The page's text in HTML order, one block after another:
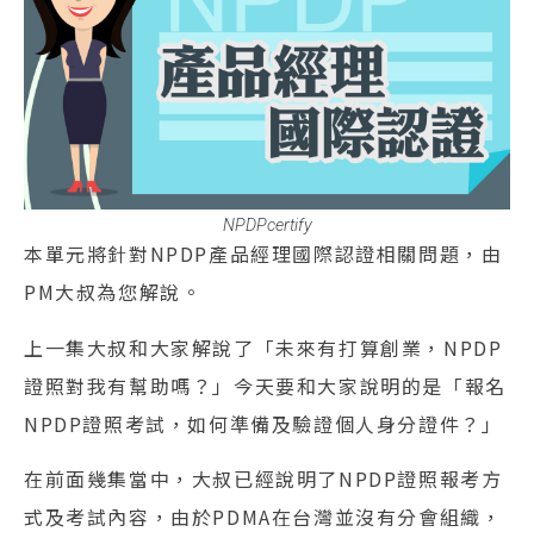
NPDPcertify
本單元將針對NPDP產品經理國際認證相關問題，由
PM大叔為您解說。
上一集大叔和大家解說了「未來有打算創業，NPDP
證照對我有幫助嗎？」今天要和大家說明的是「報名
NPDP證照考試，如何準備及驗證個人身分證件？」
在前面幾集當中，大叔已經說明了NPDP證照報考方
式及考試內容，由於PDMA在台灣並沒有分會組織，